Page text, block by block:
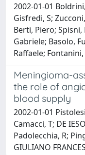
2002-01-01
Gisfredi, S;
Berti, Piero;
Gabriele; Basolo,
Raffaele;
Meningioma-
the role of
blood supply
2002-01-01
Camacci, T; DE
Padolecchia, R;
GIULIANO